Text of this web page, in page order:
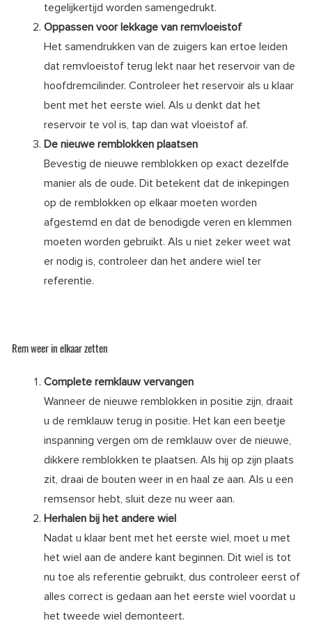
tegelijkertijd worden samengedrukt.
Oppassen voor lekkage van remvloeistof
Het samendrukken van de zuigers kan ertoe leiden
dat remvloeistof terug lekt naar het reservoir van de
hoofdremcilinder. Controleer het reservoir als u klaar
bent met het eerste wiel. Als u denkt dat het
reservoir te vol is, tap dan wat vloeistof af.
De nieuwe remblokken plaatsen
Bevestig de nieuwe remblokken op exact dezelfde
manier als de oude. Dit betekent dat de inkepingen
op de remblokken op elkaar moeten worden
afgestemd en dat de benodigde veren en klemmen
moeten worden gebruikt. Als u niet zeker weet wat
er nodig is, controleer dan het andere wiel ter
referentie.
Rem weer in elkaar zetten
Complete remklauw vervangen
Wanneer de nieuwe remblokken in positie zijn, draait
u de remklauw terug in positie. Het kan een beetje
inspanning vergen om de remklauw over de nieuwe,
dikkere remblokken te plaatsen. Als hij op zijn plaats
zit, draai de bouten weer in en haal ze aan. Als u een
remsensor hebt, sluit deze nu weer aan.
Herhalen bij het andere wiel
Nadat u klaar bent met het eerste wiel, moet u met
het wiel aan de andere kant beginnen. Dit wiel is tot
nu toe als referentie gebruikt, dus controleer eerst of
alles correct is gedaan aan het eerste wiel voordat u
het tweede wiel demonteert.